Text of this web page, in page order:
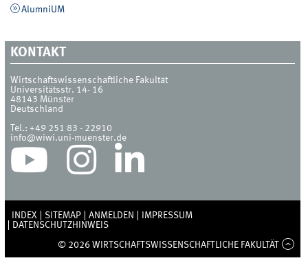
AlumniUM
KONTAKT
Wirtschaftswissenschaftliche Fakultät
Universitätsstr. 14- 16
48143 Münster
Deutschland
Tel.:+49 251 83 - 22910
info@wiwi.uni-muenster.de
INDEX SITEMAP ANMELDEN
IMPRESSUM
DATENSCHUTZHINWEIS
© 2026 WIRTSCHAFTSWISSENSCHAFTLICHE FAKULTÄT